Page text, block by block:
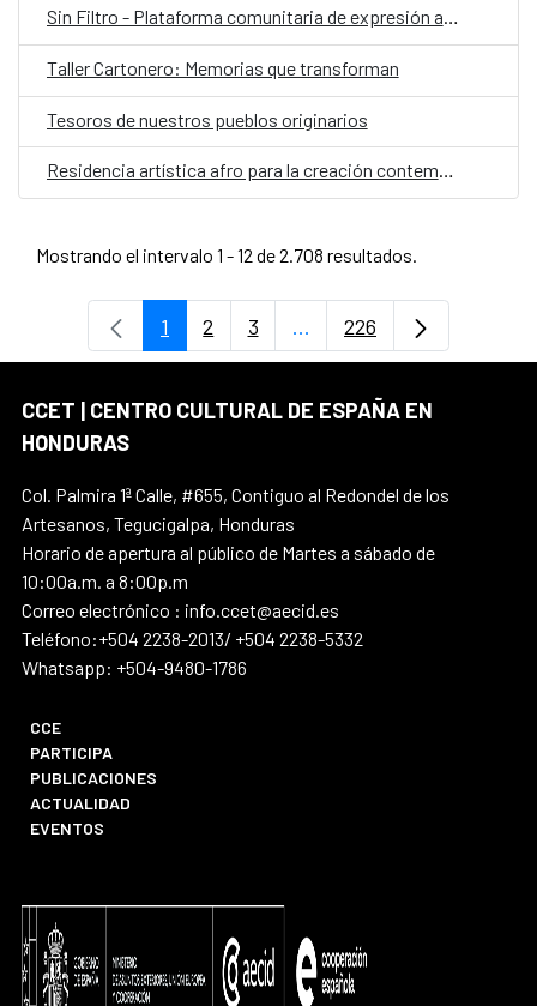
Sin Filtro - Plataforma comunitaria de expresión artística
Taller Cartonero: Memorias que transforman
Tesoros de nuestros pueblos originarios
Residencia artística afro para la creación contemporánea colaborativa con comunidades garífunas
Mostrando el intervalo 1 - 12 de 2.708 resultados.
Página
1 Página
2 Página
3 ...Páginas intermedias Use
Página
226
CCET | CENTRO CULTURAL DE ESPAÑA EN
HONDURAS
Col. Palmira 1ª Calle, #655, Contiguo al Redondel de los
Artesanos, Tegucigalpa, Honduras
Horario de apertura al público de Martes a sábado de
10:00a.m. a 8:00p.m
Correo electrónico : info.ccet@aecid.es
Teléfono:+504 2238-2013/ +504 2238-5332
Whatsapp: +504-9480-1786
CCE
PARTICIPA
PUBLICACIONES
ACTUALIDAD
EVENTOS